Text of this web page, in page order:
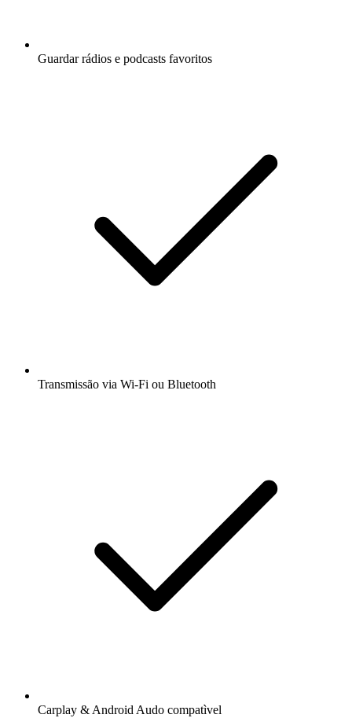
Guardar rádios e podcasts favoritos
Transmissão via Wi-Fi ou Bluetooth
Carplay & Android Audo compatìvel